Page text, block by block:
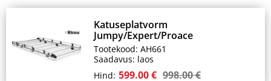
Katuseplatvorm
Jumpy/Expert/Proace
Tootekood: AH661
Saadavus: laos
Hind: 599.00 € 998.00 €